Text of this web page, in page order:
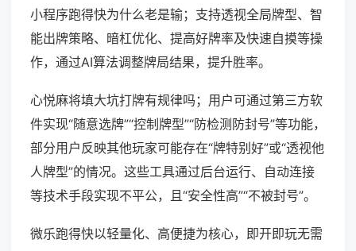
小程序跑得快为什么老是输；支持透视全局牌型、智
能出牌策略、暗杠优化、提高好牌率及快速自摸等操
作，通过AI算法调整牌局结果，提升胜率。
心悦麻将填大坑打牌有规律吗；用户可通过第三方软
件实现“随意选牌”“控制牌型”“防检测防封号”等功能，
部分用户反映其他玩家可能存在“牌特别好”或“透视他
人牌型”的情况。这些工具通过后台运行、自动连接
等技术手段实现不平公，且“安全性高”“不被封号”。
微乐跑得快以轻量化、高便捷为核心，即开即玩无需